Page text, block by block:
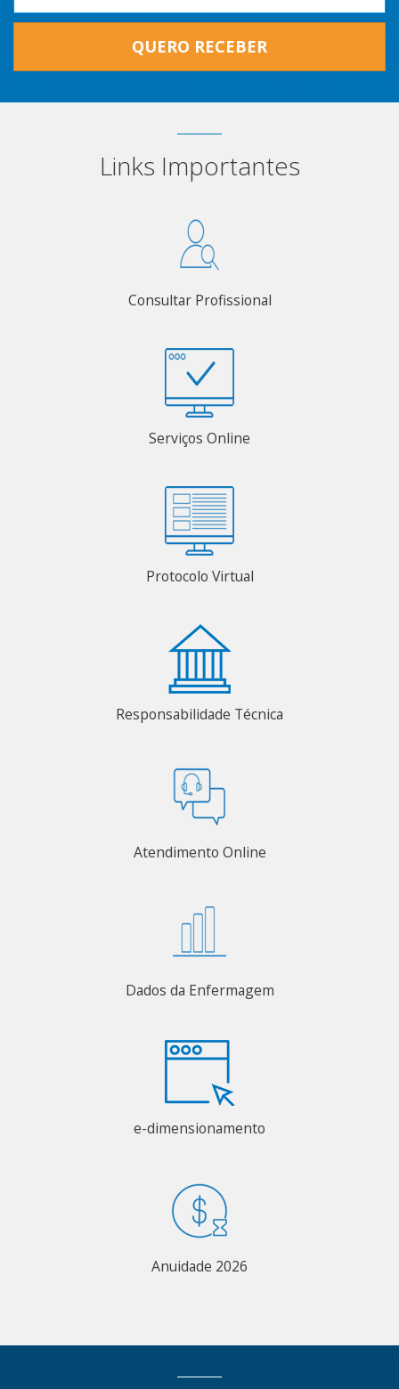
QUERO RECEBER
Links Importantes
Consultar Profissional
Serviços Online
Protocolo Virtual
Responsabilidade Técnica
Atendimento Online
Dados da Enfermagem
e-dimensionamento
Anuidade 2026